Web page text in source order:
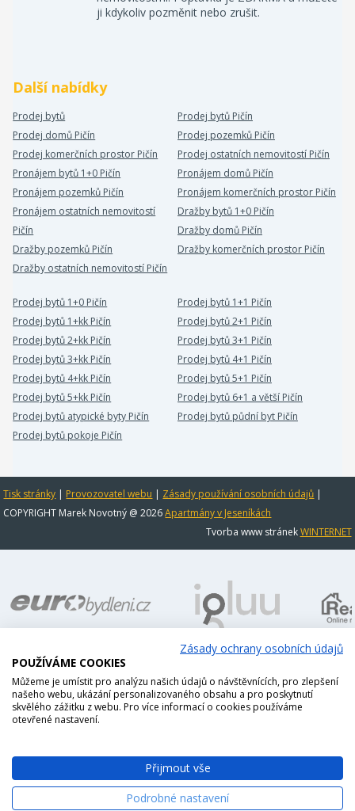
ji kdykoliv pozměnit nebo zrušit.
Další nabídky
Prodej bytů
Prodej bytů Pičín
Prodej domů Pičín
Prodej pozemků Pičín
Prodej komerčních prostor Pičín
Prodej ostatních nemovitostí Pičín
Pronájem bytů 1+0 Pičín
Pronájem domů Pičín
Pronájem pozemků Pičín
Pronájem komerčních prostor Pičín
Pronájem ostatních nemovitostí
Pičín
Dražby bytů 1+0 Pičín
Dražby domů Pičín
Dražby pozemků Pičín
Dražby komerčních prostor Pičín
Dražby ostatních nemovitostí Pičín
Prodej bytů 1+0 Pičín
Prodej bytů 1+1 Pičín
Prodej bytů 1+kk Pičín
Prodej bytů 2+1 Pičín
Prodej bytů 2+kk Pičín
Prodej bytů 3+1 Pičín
Prodej bytů 3+kk Pičín
Prodej bytů 4+1 Pičín
Prodej bytů 4+kk Pičín
Prodej bytů 5+1 Pičín
Prodej bytů 5+kk Pičín
Prodej bytů 6+1 a větší Pičín
Prodej bytů atypické byty Pičín
Prodej bytů půdní byt Pičín
Prodej bytů pokoje Pičín
Tisk stránky | Provozovatel webu | Zásady používání osobních údajů |
COPYRIGHT Marek Novotný @ 2026Apartmány v Jeseníkách
Tvorba www stránekWINTERNET
Zásady ochrany osobních údajů
POUŽÍVÁME COOKIES
Můžeme je umístit pro analýzu našich údajů o návštěvnících, pro zlepšení
našeho webu, ukázání personalizovaného obsahu a pro poskytnutí
skvělého zážitku z webu. Pro více informací o cookies používáme
otevřené nastavení.
Přijmout vše
Podrobné nastavení